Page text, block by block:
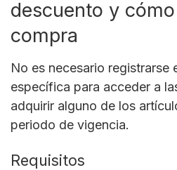
descuento y
compra
No es necesario registrarse
específica para acceder a
adquirir alguno de los
periodo de vigencia.
Requisitos